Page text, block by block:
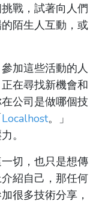
戰，試著向人們
陌生人互動，或
加這些活動的人
在尋找新機會和
公司是做哪個技
Localhost。」
。
切，也只是想傳
紹自己，那任何
很多技術分享，